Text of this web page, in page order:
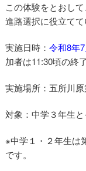
この体験をとおし
進路選択に役立てて
実施日時： 令和8年
加者は11:30頃の終
実施場所：五所川
対象：中学３年生
※中学１・２年生は
です。